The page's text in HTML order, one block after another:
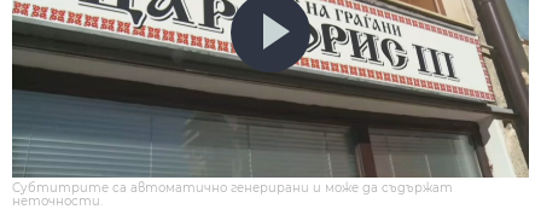
Субтитрите са автоматично генерирани и може да съдържат
неточности.